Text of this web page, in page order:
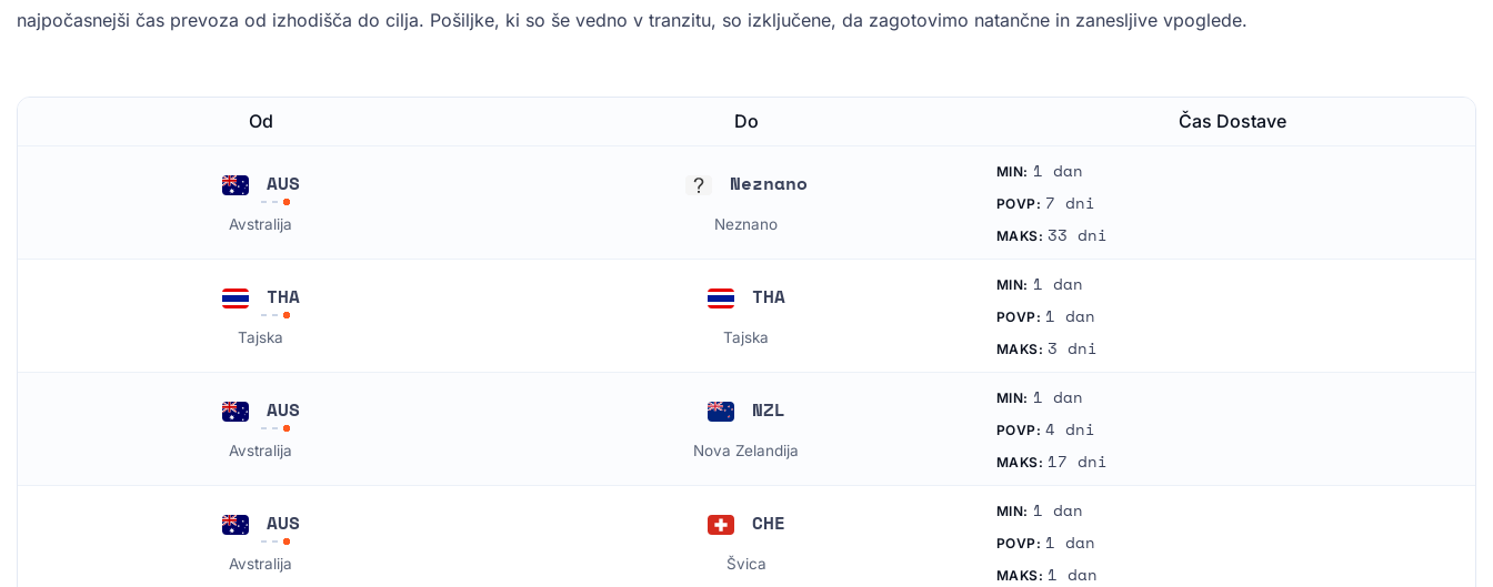
najpočasnejši čas prevoza od izhodišča do cilja. Pošiljke, ki so še vedno v tranzitu, so izključene, da zagotovimo natančne in zanesljive vpoglede.
Od Do Čas Dostave
AUS
Avstralija
Neznano
Neznano
MIN: 1 dan
POVP: 7 dni
MAKS: 33 dni
THA
Tajska
THA
Tajska
MIN: 1 dan
POVP: 1 dan
MAKS: 3 dni
AUS
Avstralija
NZL
Nova Zelandija
MIN: 1 dan
POVP: 4 dni
MAKS: 17 dni
AUS
Avstralija
CHE
Švica
MIN: 1 dan
POVP: 1 dan
MAKS: 1 dan